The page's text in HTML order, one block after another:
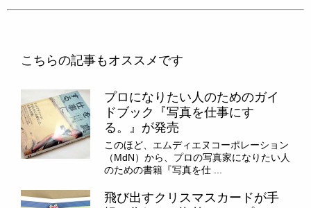
こちらの記事もオススメです
プロになりたい人のためのガイ
ドブック『写真を仕事にす
る。』が発売
このほど、エムディエヌコーポレーション
（MdN）から、プロの写真家になりたい人
のための書籍『写真を仕 ...
飛び出すクリスマスカードが手